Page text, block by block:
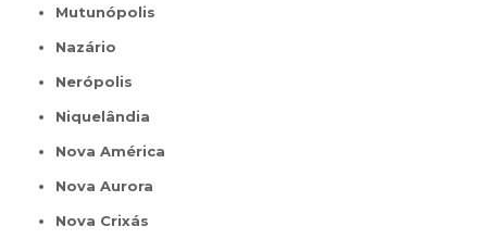
Mutunópolis
Nazário
Nerópolis
Niquelândia
Nova América
Nova Aurora
Nova Crixás